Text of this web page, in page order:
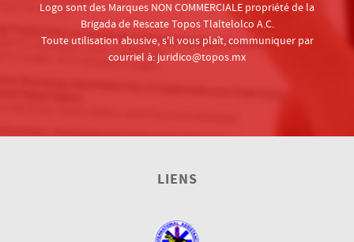
Logo sont des Marques NON COMMERCIALE propriété de la
Brigada de Rescate Topos Tlaltelolco A.C.
Toute utilisation abusive, s'il vous plaît, communiquer par
courriel à: juridico@topos.mx
LIENS